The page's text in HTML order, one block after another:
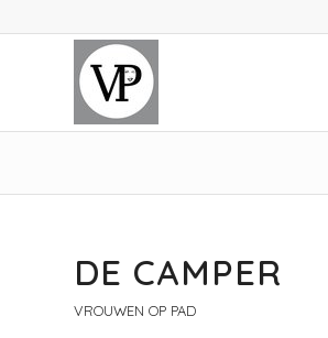
DE CAMPER
VROUWEN OP PAD